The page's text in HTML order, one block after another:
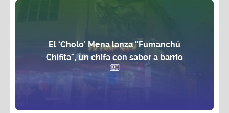
El ‘Cholo’ Mena lanza “Fumanchú
Chifita”, un chifa con sabor a barrio